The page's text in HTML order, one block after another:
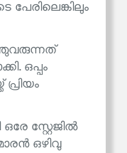
പേരിലെങ്കിലും
ഒപ്പം
പ്രിയം
സ്റ്റേജിൽ
ഒഴിവു